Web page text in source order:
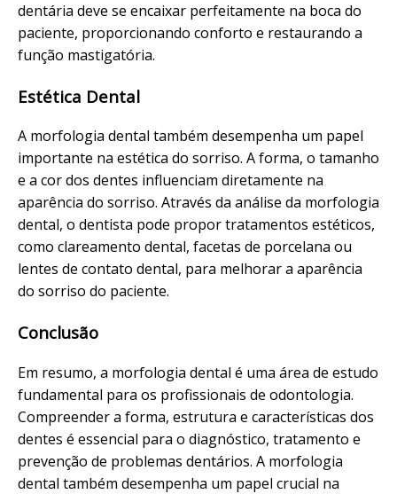
dentária deve se encaixar perfeitamente na boca do
paciente, proporcionando conforto e restaurando a
função mastigatória.
Estética Dental
A morfologia dental também desempenha um papel
importante na estética do sorriso. A forma, o tamanho
e a cor dos dentes influenciam diretamente na
aparência do sorriso. Através da análise da morfologia
dental, o dentista pode propor tratamentos estéticos,
como clareamento dental, facetas de porcelana ou
lentes de contato dental, para melhorar a aparência
do sorriso do paciente.
Conclusão
Em resumo, a morfologia dental é uma área de estudo
fundamental para os profissionais de odontologia.
Compreender a forma, estrutura e características dos
dentes é essencial para o diagnóstico, tratamento e
prevenção de problemas dentários. A morfologia
dental também desempenha um papel crucial na